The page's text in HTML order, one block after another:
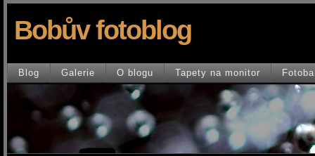
Bobův fotoblog
Blog Galerie O blogu Tapety na monitor